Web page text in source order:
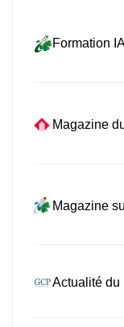
Formation
Magazine
Magazine
Actualité du